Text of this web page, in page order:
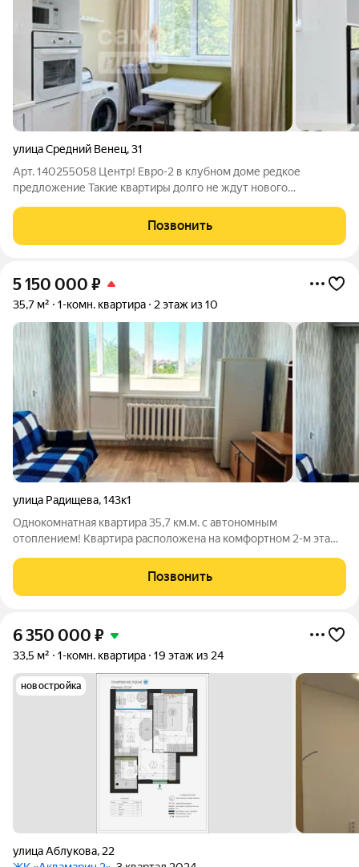
улица Средний Венец,31
Арт. 140255058 Центр! Евро-2 в клубном доме редкое
предложение Такие квартиры долго не ждут нового
дизайнерским ремонтом. Заезжайте сразу всё уже сделано за
вас. Продаётся квартира по
Позвонить
5 150 000 ₽
35,7 м² 1-комн. квартира 2 этаж из 10
улица Радищева,143к1
Однокомнатная квартира 35,7 км.м. с автономным
отоплением! Квартира расположена на комфортном 2-м этаже
крышная кoтeльная - экономия нa коммунальных платежах. В
квартира с косметическим
Позвонить
6 350 000 ₽
33,5 м² 1-комн. квартира 19 этаж из 24
новостройка
улица Аблукова, 22